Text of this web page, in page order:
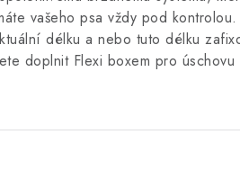
vašeho psa vždy pod
délku a nebo tuto délku
doplnit Flexi boxem pro úschovu